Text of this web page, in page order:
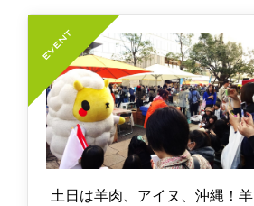
土日は羊肉、アイヌ、沖縄！羊